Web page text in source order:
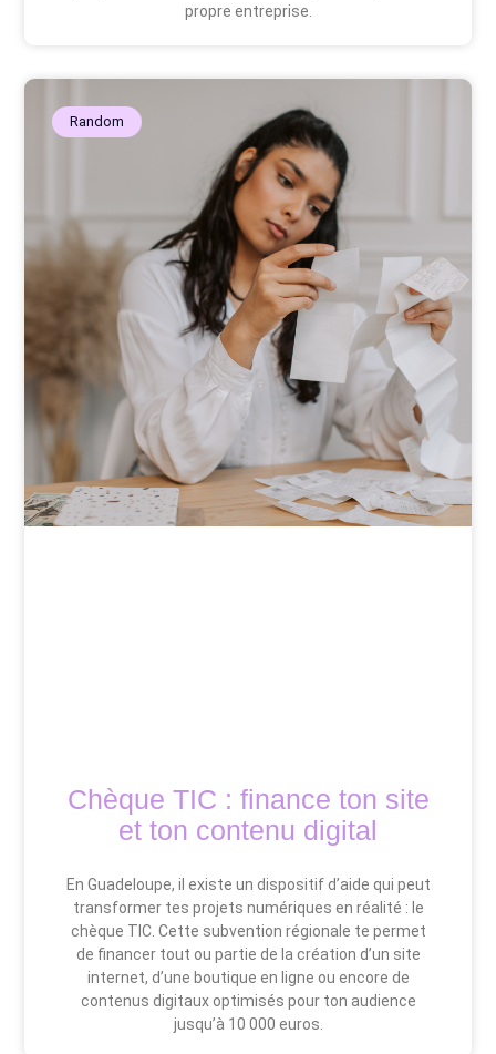
propre entreprise.
Random
Chèque TIC : finance ton site
et ton contenu digital
En Guadeloupe, il existe un dispositif d’aide qui peut
transformer tes projets numériques en réalité : le
chèque TIC. Cette subvention régionale te permet
de financer tout ou partie de la création d’un site
internet, d’une boutique en ligne ou encore de
contenus digitaux optimisés pour ton audience
jusqu’à 10 000 euros.